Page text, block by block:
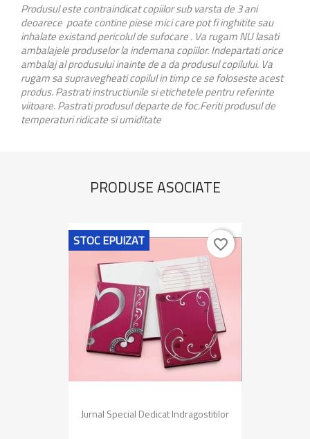
Produsul este contraindicat copiilor sub varsta de 3 ani
deoarece poate contine piese mici care pot fi inghitite sau
inhalate existand pericolul de sufocare . Va rugam NU lasati
ambalajele produselor la indemana copiilor. Indepartati orice
ambalaj al produsului inainte de a da produsul copilului. Va
rugam sa supravegheati copilul in timp ce se foloseste acest
produs. Pastrati instructiunile si etichetele pentru referinte
viitoare. Pastrati produsul departe de foc.Feriti produsul de
temperaturi ridicate si umiditate
PRODUSE ASOCIATE
Jurnal Special Dedicat Indragostitilor
STOC EPUIZAT favorite_border